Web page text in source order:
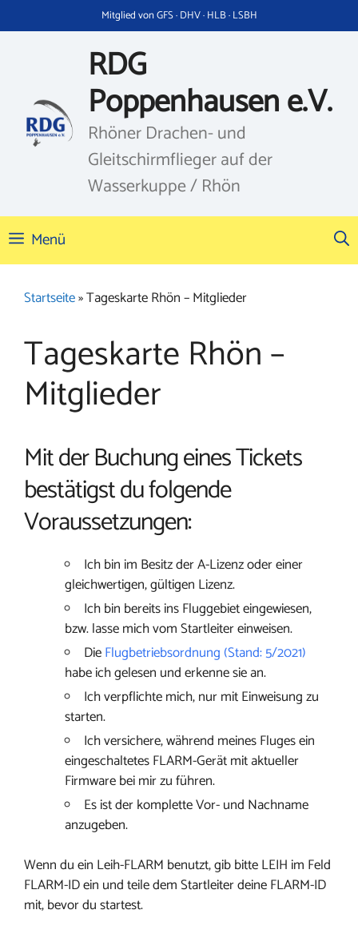
Inhalt
Mitglied von GFS · DHV · HLB · LSBH
RDG
Poppenhausen e.V.
Rhöner Drachen- und
Gleitschirmflieger auf der
Wasserkuppe / Rhön
Menü
Startseite»Tageskarte Rhön – Mitglieder
Tageskarte Rhön –
Mitglieder
Mit der Buchung eines Tickets
bestätigst du folgende
Voraussetzungen:
Ich bin im Besitz der A-Lizenz oder einer
gleichwertigen, gültigen Lizenz.
Ich bin bereits ins Fluggebiet eingewiesen,
bzw. lasse mich vom Startleiter einweisen.
DieFlugbetriebsordnung (Stand: 5/2021)
habe ich gelesen und erkenne sie an.
Ich verpflichte mich, nur mit Einweisung zu
starten.
Ich versichere, während meines Fluges ein
eingeschaltetes FLARM-Gerät mit aktueller
Firmware bei mir zu führen.
Es ist der komplette Vor- und Nachname
anzugeben.
Wenn du ein Leih-FLARM benutzt, gib bitte LEIH im Feld
FLARM-ID ein und teile dem Startleiter deine FLARM-ID
mit, bevor du startest.